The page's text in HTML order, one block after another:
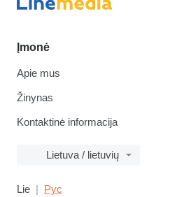
Įmonė
Apie mus
Žinynas
Kontaktinė informacija
Lietuva / lietuvių
Lie Рус